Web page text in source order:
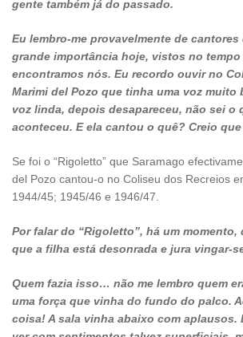
gente também já do passado.
Eu lembro-me provavelmente de cantores
grande importância hoje, vistos no tempo
encontramos nós. Eu recordo ouvir no
Marimi del Pozo que tinha uma voz muito
voz linda, depois desapareceu, não sei o
aconteceu. E ela cantou o quê? Creio
Se foi o “Rigoletto” que Saramago
del Pozo cantou-o no Coliseu dos Recreios
1944/45; 1945/46 e 1946/47.
Por falar do “Rigoletto”, há um momento,
que a filha está desonrada e jura vingar-
Quem fazia isso… não me lembro quem
uma força que vinha do fundo do palco.
coisa! A sala vinha abaixo com aplausos.